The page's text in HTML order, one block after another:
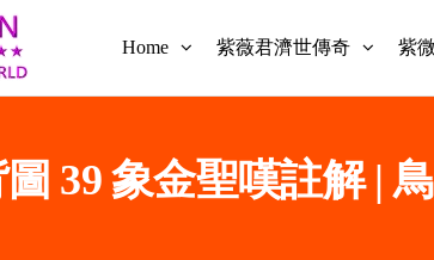
紫薇
《推
世
主
Home 紫薇君濟世傳奇 紫
39 象金聖嘆註解 |